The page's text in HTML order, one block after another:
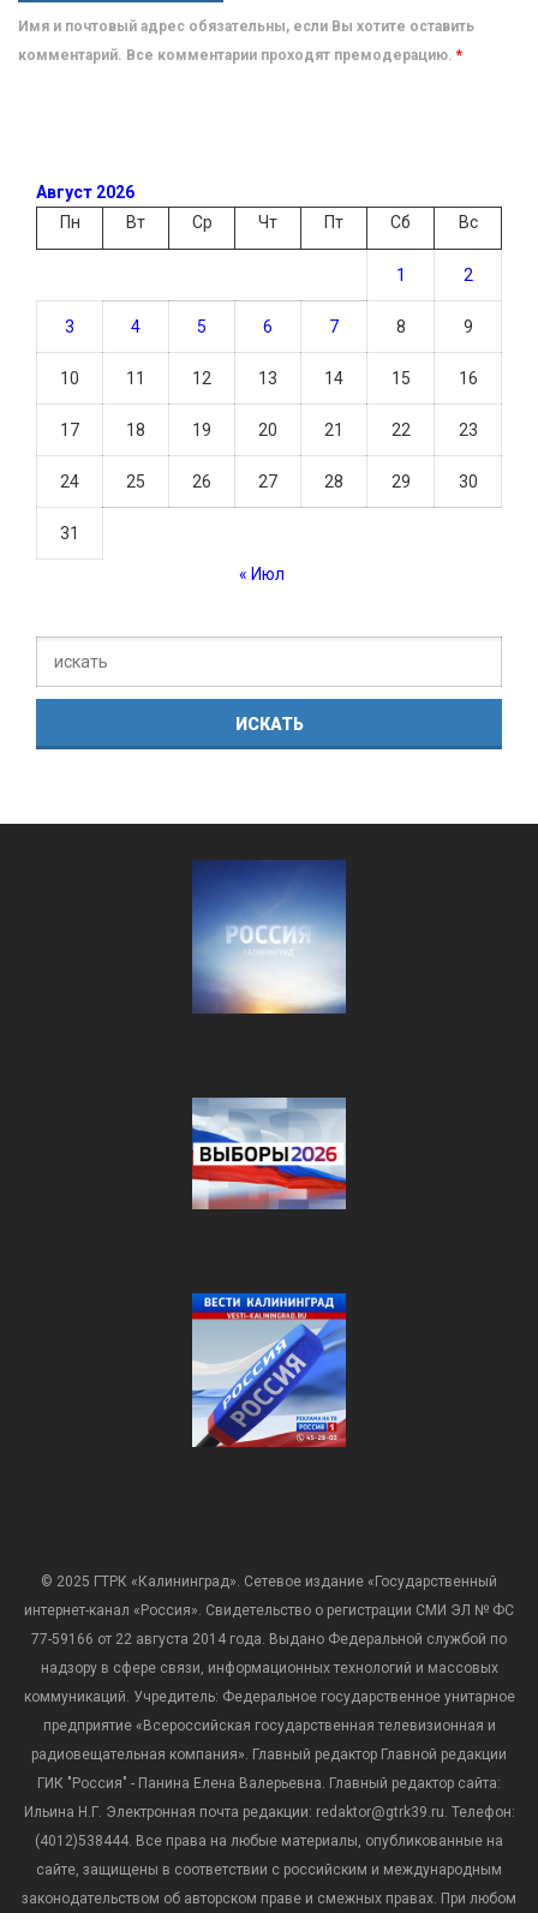
Имя и почтовый адрес обязательны, если Вы хотите оставить
комментарий. Все комментарии проходят премодерацию. *
Август 2026
Пн
Вт Ср Чт Пт Сб Вс
1 2
3 4 5 6 7 8 9
10 11 12 13 14 15 16
17 18 19 20 21 22 23
24 25 26 27 28 29 30
31
« Июл
© 2025 ГТРК «Калининград». Сетевое издание «Государственный
интернет-канал «Россия». Свидетельство о регистрации СМИ ЭЛ № ФС
77-59166 от 22 августа 2014 года. Выдано Федеральной службой по
надзору в сфере связи, информационных технологий и массовых
коммуникаций. Учредитель: Федеральное государственное унитарное
предприятие «Всероссийская государственная телевизионная и
радиовещательная компания». Главный редактор Главной редакции
ГИК "Россия" - Панина Елена Валерьевна. Главный редактор сайта:
Ильина Н.Г. Электронная почта редакции: redaktor@gtrk39.ru. Телефон:
(4012)538444. Все права на любые материалы, опубликованные на
сайте, защищены в соответствии с российским и международным
законодательством об авторском праве и смежных правах. При любом